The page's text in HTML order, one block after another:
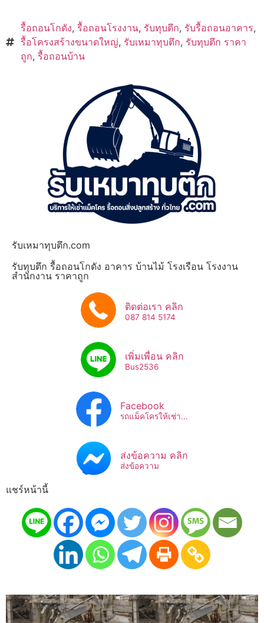
รื้อถอนโกดัง, รื้อถอนโรงงาน, รับทุบตึก, รับรื้อถอนอาคาร,
รื้อโครงสร้างขนาดใหญ่, รับเหมาทุบตึก, รับทุบตึก ราคา
ถูก, รื้อถอนบ้าน
รับเหมาทุบตึก.com
รับทุบตึก รื้อถอนโกดัง อาคาร บ้านไม้ โรงเรือน โรงงาน
สำนักงาน ราคาถูก
ติดต่อเรา คลิก
087 814 5174
เพิ่มเพื่อน คลิก
Bus2536​
Facebook
รถแม็คโครให้เช่า...
ส่งข้อความ คลิก
ส่งข้อความ
แชร์หน้านี้